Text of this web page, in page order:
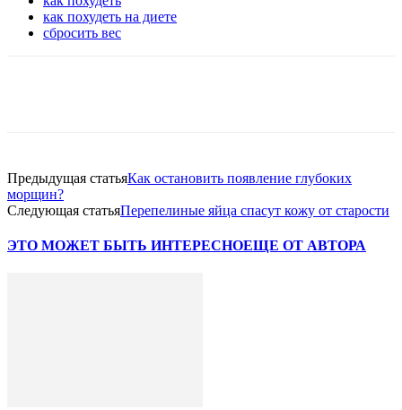
как похудеть на диете
сбросить вес
Предыдущая статьяКак остановить появление глубоких
морщин?
Следующая статьяПерепелиные яйца спасут кожу от старости
ЭТО МОЖЕТ БЫТЬ ИНТЕРЕСНОЕЩЕ ОТ АВТОРА